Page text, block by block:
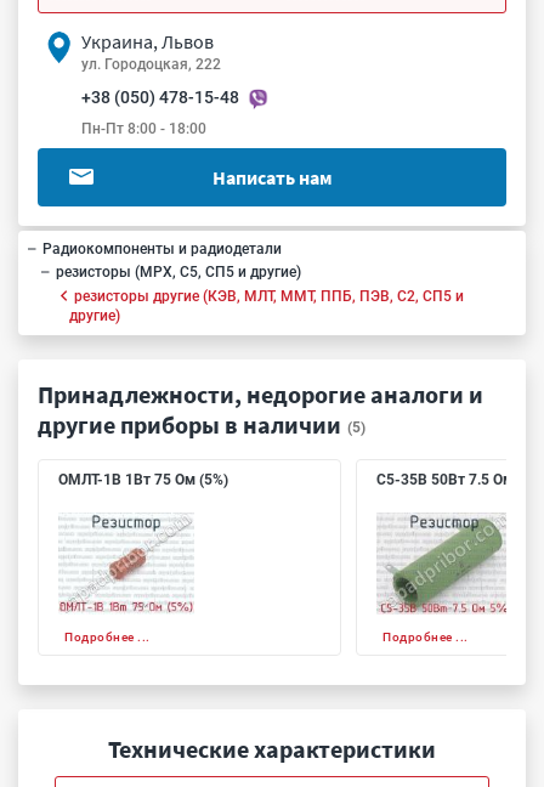
Украина, Львов
ул. Городоцкая, 222
+38 (050) 478-15-48
Пн-Пт 8:00 - 18:00
Написать нам
Радиокомпоненты и радиодетали
резисторы (МРХ, С5, СП5 и другие)
резисторы другие (КЭВ, МЛТ, ММТ, ППБ, ПЭВ, С2, СП5 и
другие)
Принадлежности, недорогие аналоги и
другие приборы в наличии (5)
ОМЛТ-1В 1Вт 75 Ом (5%)
Подробнее ...
С5-35В 50Вт 7.5 Ом 5%
Подробнее ...
Технические характеристики